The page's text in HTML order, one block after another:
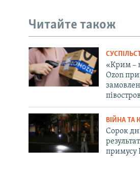
Читайте також
«Крим –
Ozon
ВІЙНА ТА
Сорок
примусу